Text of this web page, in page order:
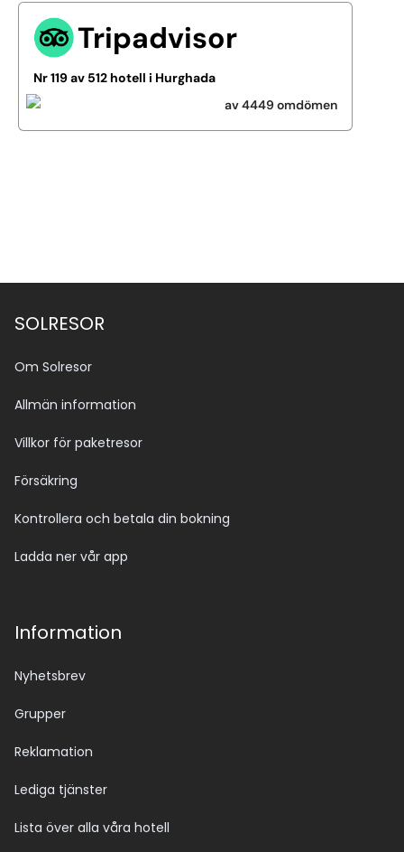
Tripadvisor
Nr 119 av 512 hotell i Hurghada
av 4449 omdömen
SOLRESOR
Om Solresor
Allmän information
Villkor för paketresor
Försäkring
Kontrollera och betala din bokning
Ladda ner vår app
Information
Nyhetsbrev
Grupper
Reklamation
Lediga tjänster
Lista över alla våra hotell